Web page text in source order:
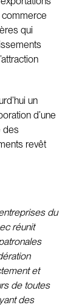
commerce
qui
un
d’une
des
revêt
du
réunit
et
de toutes
des